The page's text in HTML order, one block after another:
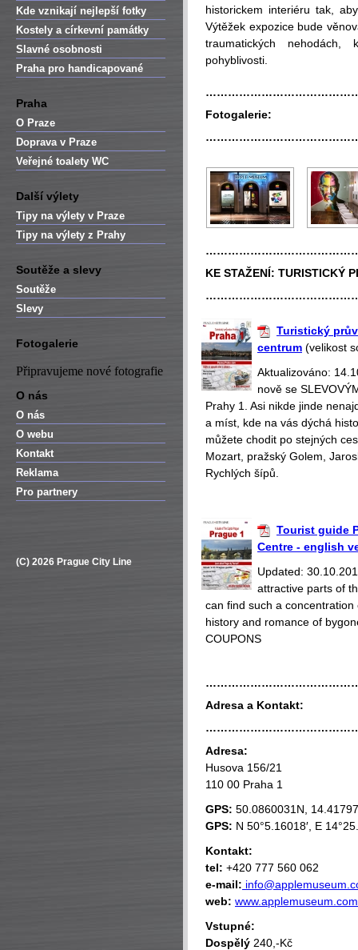
Kde vznikají nejlepší fotky
Kostely a církevní památky
Slavné osobnosti
Praha pro handicapované
Praha
O Praze
Doprava v Praze
Veřejné toalety WC
Další výlety
Tipy na výlety v Praze
Tipy na výlety z Prahy
Soutěže a slevy
Soutěže
Slevy
Fotogalerie
Připravujeme nové fotografie
O nás
O nás
O webu
Kontakt
Reklama
Pro partnery
(C) 2026 Prague City Line
historickem interiéru tak,
Výtěžek expozice bude
traumatických
pohyblivosti.
Fotogalerie:
KE STAŽENÍ: TURISTICKÝ
Turistický
centrum (velikost
Aktualizováno:
nově se
Prahy 1. Asi nikde jinde
a míst, kde na vás dýchá
můžete chodit po stejných
Mozart, pražský Golem,
Rychlých šípů.
Tourist guide
Centre - english
Updated:
attractive parts of
can find such a
history and romance of
COUPONS
Adresa a Kontakt:
Adresa:
Husova 156/21
110 00 Praha 1
GPS: 50.0860031N,
GPS: N 50°5.16018′, E
Kontakt:
tel: +420 777 560 062
e-mail:
web: www.applemuseum.com
Vstupné:
Dospělý 240,-Kč